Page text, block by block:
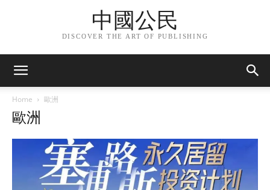
中國公民
DISCOVER THE ART OF PUBLISHING
Home 歐洲
歐洲